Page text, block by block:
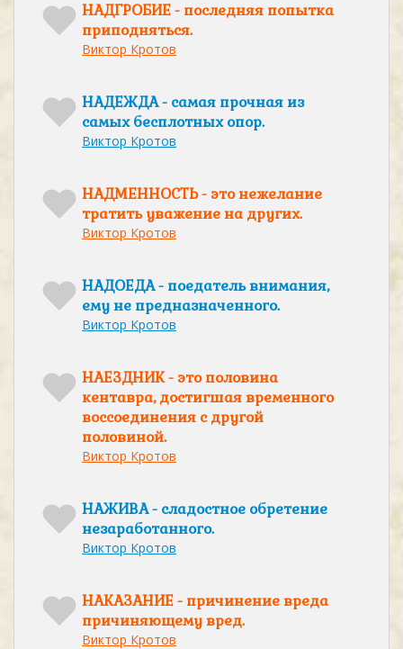
НАДГРОБИЕ - последняя попытка
приподняться.
Виктор Кротов
НАДЕЖДА - самая прочная из
самых бесплотных опор.
Виктор Кротов
НАДМЕННОСТЬ - это нежелание
тратить уважение на других.
Виктор Кротов
НАДОЕДА - поедатель внимания,
ему не предназначенного.
Виктор Кротов
НАЕЗДНИК - это половина
кентавра, достигшая временного
воссоединения с другой
половиной.
Виктор Кротов
НАЖИВА - сладостное обретение
незаработанного.
Виктор Кротов
НАКАЗАНИЕ - причинение вреда
причиняющему вред.
Виктор Кротов